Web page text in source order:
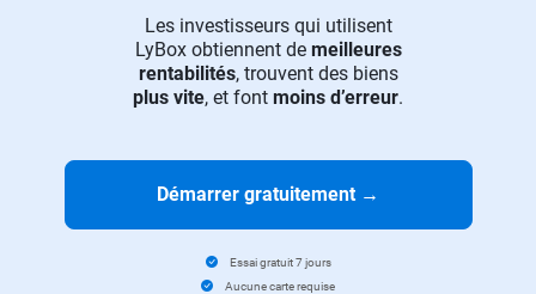
Les investisseurs qui utilisent
LyBox obtiennent de meilleures
rentabilités, trouvent des biens
plus vite, et font moins d’erreur.
Démarrer gratuitement →
Essai gratuit 7 jours
Aucune carte requise